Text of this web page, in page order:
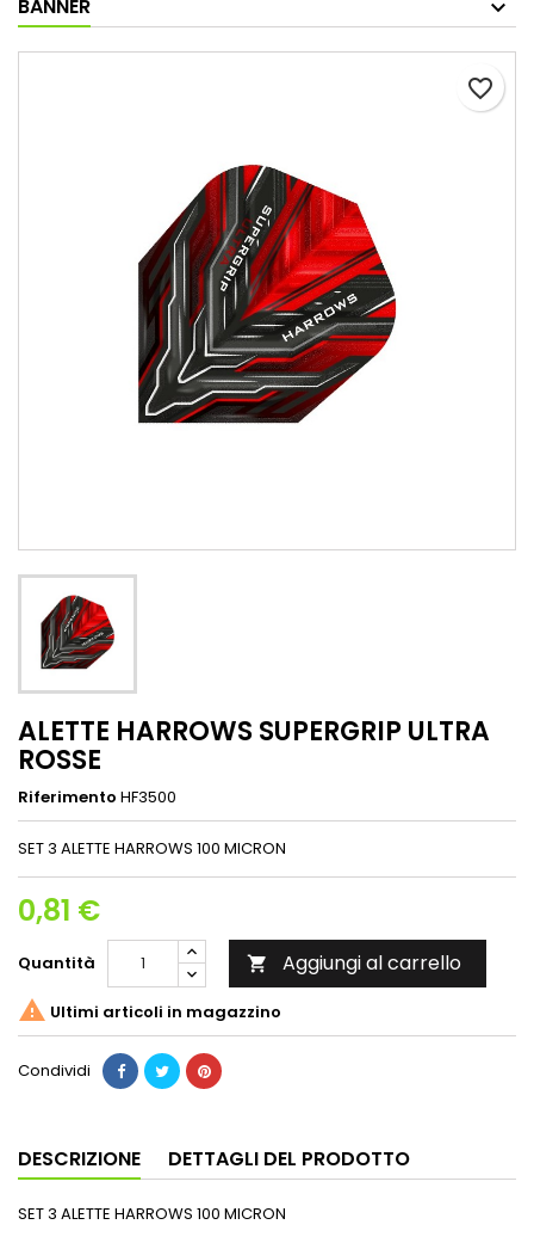
BANNER
favorite_border
ALETTE HARROWS SUPERGRIP ULTRA
ROSSE
Riferimento HF3500
SET 3 ALETTE HARROWS 100 MICRON
0,81 €
Quantità  Aggiungi al carrello
 Ultimi articoli in magazzino
Condividi
DESCRIZIONE DETTAGLI DEL PRODOTTO
SET 3 ALETTE HARROWS 100 MICRON